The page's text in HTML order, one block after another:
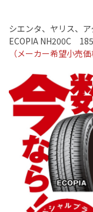
シエンタ、ヤリス、
ECOPIA NH200C 18
（メーカー希望小売